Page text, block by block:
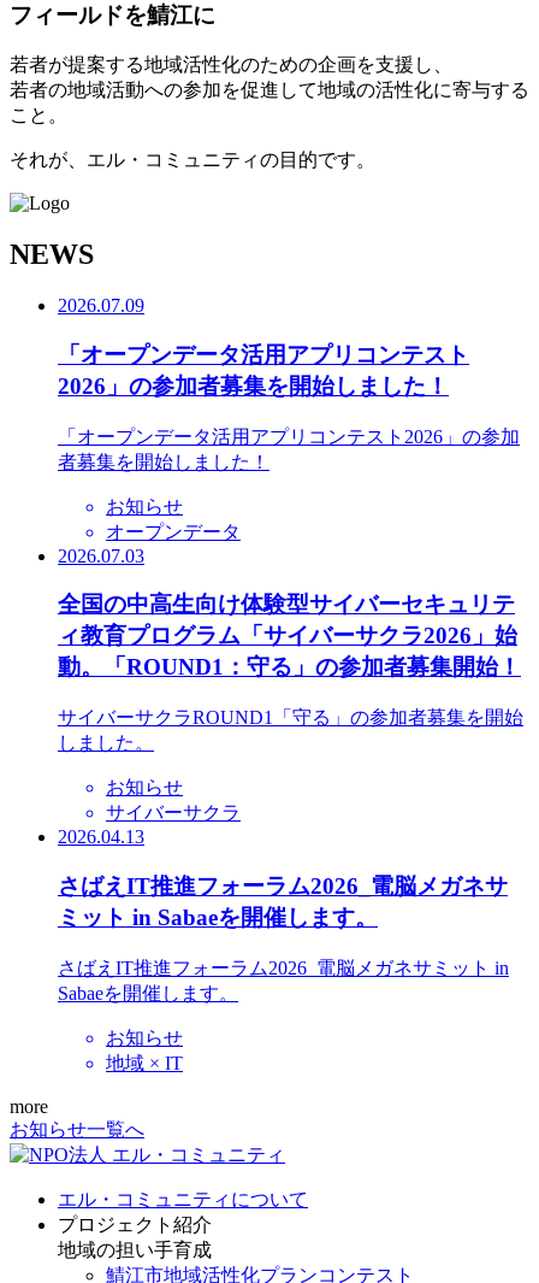
フィールドを鯖江に
若者が提案する地域活性化のための企画を支援し、
若者の地域活動への参加を促進して地域の活性化に寄与する
こと。
それが、エル・コミュニティの目的です。
NEWS
2026.07.09
「オープンデータ活用アプリコンテスト
2026」の参加者募集を開始しました！
「オープンデータ活用アプリコンテスト2026」の参加
者募集を開始しました！
お知らせ
オープンデータ
2026.07.03
全国の中高生向け体験型サイバーセキュリテ
ィ教育プログラム「サイバーサクラ2026」始
動。「ROUND1：守る」の参加者募集開始！
サイバーサクラROUND1「守る」の参加者募集を開始
しました。
お知らせ
サイバーサクラ
2026.04.13
さばえIT推進フォーラム2026_電脳メガネサ
ミット in Sabaeを開催します。
さばえIT推進フォーラム2026_電脳メガネサミット in
Sabaeを開催します。
お知らせ
地域 × IT
more
お知らせ一覧へ
エル・コミュニティについて
プロジェクト紹介
地域の担い手育成
鯖江市地域活性化プランコンテスト